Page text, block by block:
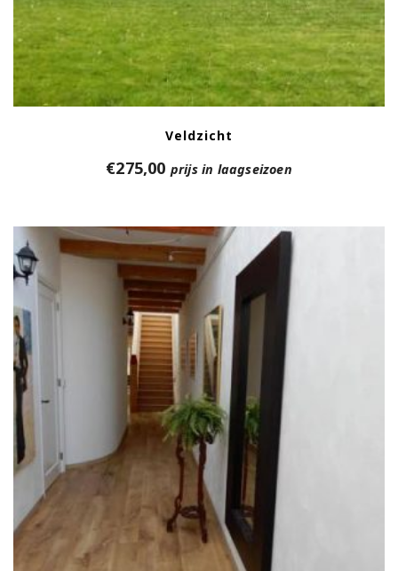
Veldzicht
€275,00 prijs in laagseizoen